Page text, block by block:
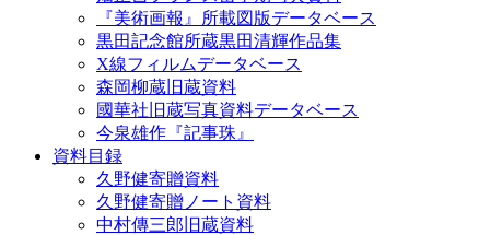
『美術画報』所載図版データベース
黒田記念館所蔵黒田清輝作品集
X線フィルムデータベース
森岡柳蔵旧蔵資料
國華社旧蔵写真資料データベース
今泉雄作『記事珠』
資料目録
久野健寄贈資料
久野健寄贈ノート資料
中村傳三郎旧蔵資料